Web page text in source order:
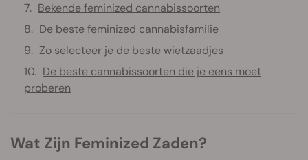
Bekende feminized cannabissoorten
De beste feminized cannabisfamilie
Zo selecteer je de beste wietzaadjes
De beste cannabissoorten die je eens moet
proberen
Wat Zijn Feminized Zaden?